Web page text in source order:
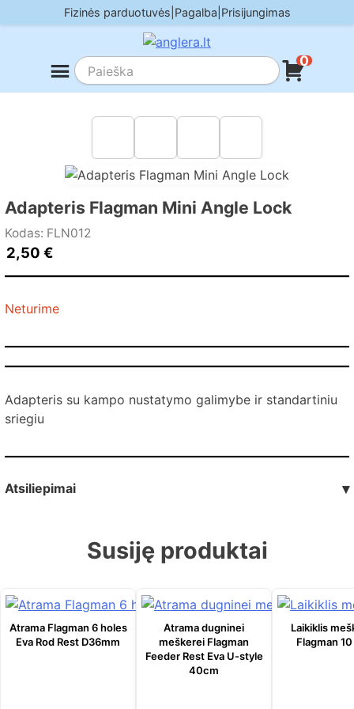
to
Fizinės parduotuvės Pagalba Prisijungimas
0
Adapteris Flagman Mini Angle Lock
Kodas: FLN012
2,50 €
Neturime
Adapteris su kampo nustatymo galimybe ir standartiniu
sriegiu
Atsiliepimai ▾
Susiję produktai
Atrama Flagman 6 holes
Eva Rod Rest D36mm
Atrama dugninei
meškerei Flagman
Feeder Rest Eva U-style
40сm
Laikiklis
Flagman